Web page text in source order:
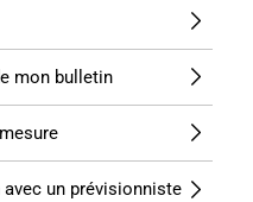
mon bulletin
un prévisionniste